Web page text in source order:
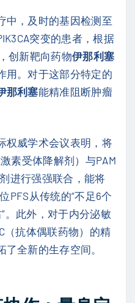
中，及时的基因检测至
突变的患者，根据
创新靶向药物伊那利塞
用。对于这部分特定的
那利塞能精准阻断肿瘤
权威学术会议表明，将
素受体降解剂）与PAM
进行强强联合，能将
PFS从传统的“不足6个
。此外，对于内分泌敏
（抗体偶联药物）的精
全新的生存空间。